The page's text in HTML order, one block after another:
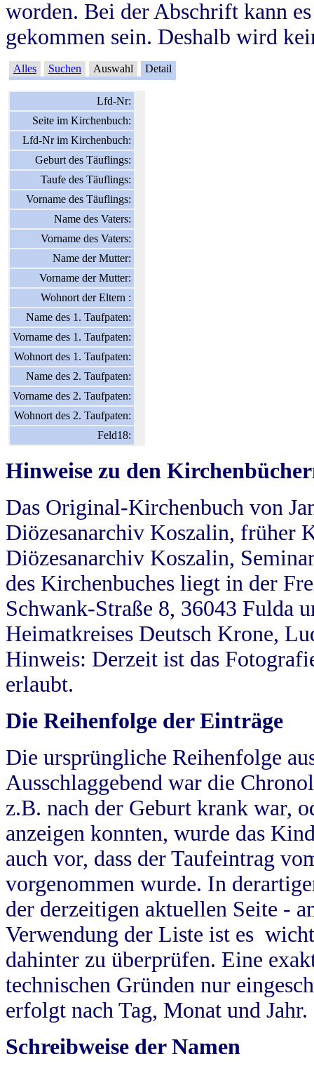
worden. Bei der Abschrift kann
gekommen sein. Deshalb wird
Alles Suchen Auswahl Detail
Lfd-Nr:
Seite im Kirchenbuch:
Lfd-Nr im Kirchenbuch:
Geburt des Täuflings:
Taufe des Täuflings:
Vorname des Täuflings:
Name des Vaters:
Vorname des Vaters:
Name der Mutter:
Vorname der Mutter:
Wohnort der Eltern :
Name des 1. Taufpaten:
Vorname des 1. Taufpaten:
Wohnort des 1. Taufpaten:
Name des 2. Taufpaten:
Vorname des 2. Taufpaten:
Wohnort des 2. Taufpaten:
Feld18:
Hinweise zu den
Das Original-Kirchenbuch von
Diözesanarchiv Koszalin, früher
Diözesanarchiv Koszalin,
des Kirchenbuches liegt in der
Schwank-Straße 8, 36043 Fulda
Heimatkreises Deutsch Krone,
Hinweis: Derzeit ist das
erlaubt.
Die Reihenfolge der Einträge
Die ursprüngliche Reihenfolge
Ausschlaggebend war die
z.B. nach der Geburt krank war,
anzeigen konnten, wurde das
auch vor, dass der Taufeintrag
vorgenommen wurde. In
der derzeitigen aktuellen Seite -
Verwendung der Liste ist es
dahinter zu überprüfen. Eine
technischen Gründen nur
erfolgt nach Tag, Monat und Jahr.
Schreibweise der Namen